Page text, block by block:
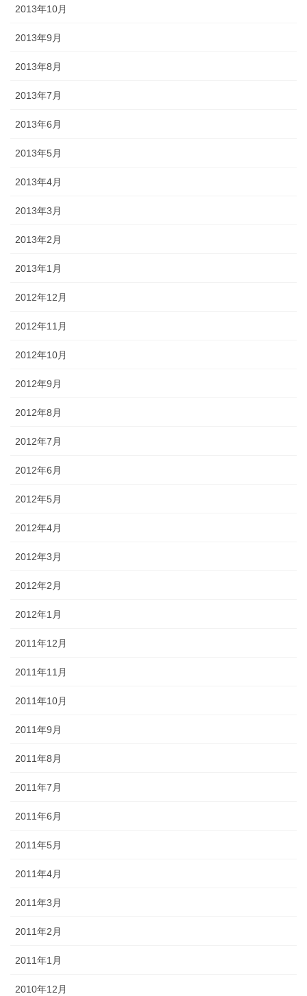
2013年10月
2013年9月
2013年8月
2013年7月
2013年6月
2013年5月
2013年4月
2013年3月
2013年2月
2013年1月
2012年12月
2012年11月
2012年10月
2012年9月
2012年8月
2012年7月
2012年6月
2012年5月
2012年4月
2012年3月
2012年2月
2012年1月
2011年12月
2011年11月
2011年10月
2011年9月
2011年8月
2011年7月
2011年6月
2011年5月
2011年4月
2011年3月
2011年2月
2011年1月
2010年12月